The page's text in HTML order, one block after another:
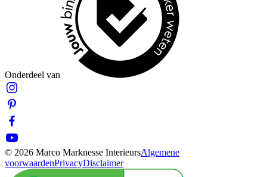
Onderdeel van
© 2026 Marco Marknesse InterieursAlgemene
voorwaardenPrivacyDisclaimer